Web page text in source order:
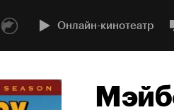
Онлайн-кинотеатр